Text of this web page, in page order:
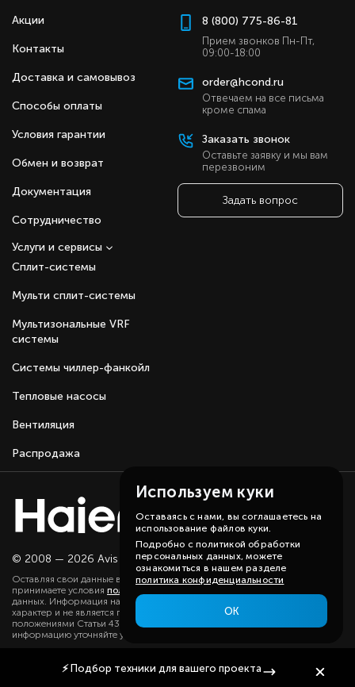
Акции
Контакты
Доставка и самовывоз
Способы оплаты
Условия гарантии
Обмен и возврат
Документация
Сотрудничество
Сплит-системы
Мульти сплит-системы
Мультизональные VRF
системы
Системы чиллер-фанкойл
Тепловые насосы
Вентиляция
Распродажа
Услуги и сервисы
8 (800) 775-86-81
Прием звонков Пн-Пт,
09:00-18:00
order@hcond.ru
Отвечаем на все письма
кроме спама
Заказать звонок
Оставьте заявку и мы вам
перезвоним
Задать вопрос
© 2008 — 2026 Avis group.Карта сайта
Оставляя свои данные в любой форме на сайте, вы даете согласие и
принимаете условия политики
данных. Информация на данном сайте носит ознакомительный
характер и не является публичной офертой, определяемой
положениями Статьи 437(2) ГК РФ. Существенную для вас
информацию уточняйте у наших менеджеров.
⚡ Подбор техники для вашего проекта
Используем куки
Оставаясь с нами, вы соглашаетесь на
использование файлов куки.
Подробно с политикой обработки
персональных данных, можете
ознакомиться в нашем разделе
политика конфиденциальности
ОК